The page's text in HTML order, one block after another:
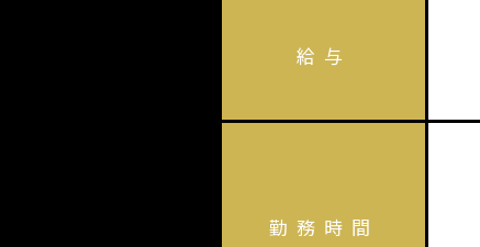
給与
勤務時間